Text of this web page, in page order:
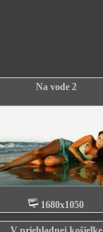
Na vode 2
1680x1050